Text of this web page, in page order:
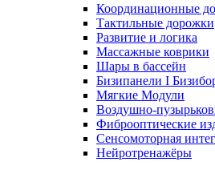
Координационные
Тактильные дорожки
Развитие и логика
Массажные коврики
Шары в бассейн
Бизипанели I
Мягкие Модули
Воздушно-
Фиброоптические
Сенсомоторная
Нейротренажёры